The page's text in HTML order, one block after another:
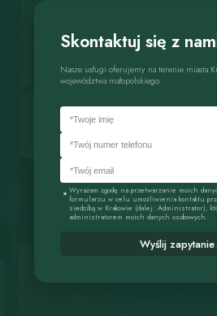
Skontaktuj się z
Nasze usługi oferujemy na terenie miasta
województwa małopolskiego.
Wyrażam zgodę na przetwarzanie moich
formularzu w celu umożliwienia kontaktu
siedzibą w Krakowie (dalej: Administrator),
administratorem moich danych osobowych.
Wyślij zapytanie